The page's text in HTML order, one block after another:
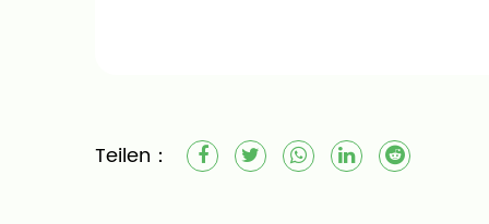
Abnutzung ist.
Egal, ob Sie eine stilvolle Boutique,
Teilen：